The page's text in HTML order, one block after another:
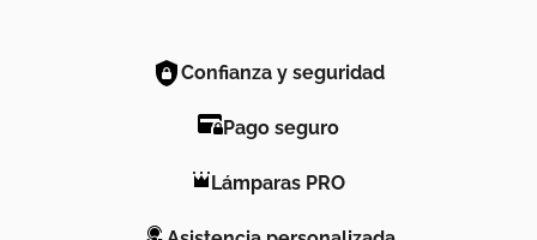
Confianza y seguridad
Pago seguro
Lámparas PRO